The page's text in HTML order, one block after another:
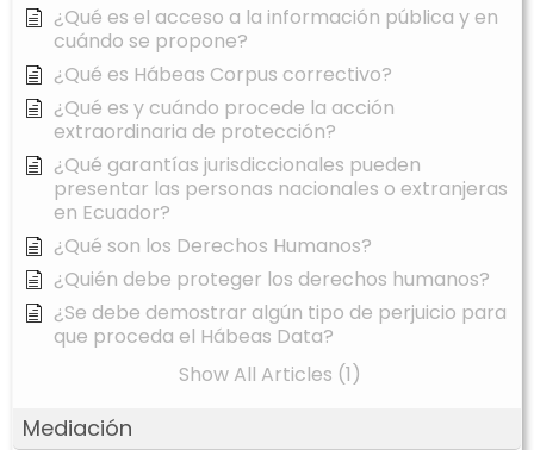
¿Qué es el acceso a la información pública y en
cuándo se propone?
¿Qué es Hábeas Corpus correctivo?
¿Qué es y cuándo procede la acción
extraordinaria de protección?
¿Qué garantías jurisdiccionales pueden
presentar las personas nacionales o extranjeras
en Ecuador?
¿Qué son los Derechos Humanos?
¿Quién debe proteger los derechos humanos?
¿Se debe demostrar algún tipo de perjuicio para
que proceda el Hábeas Data?
Show All Articles (1)
Mediación